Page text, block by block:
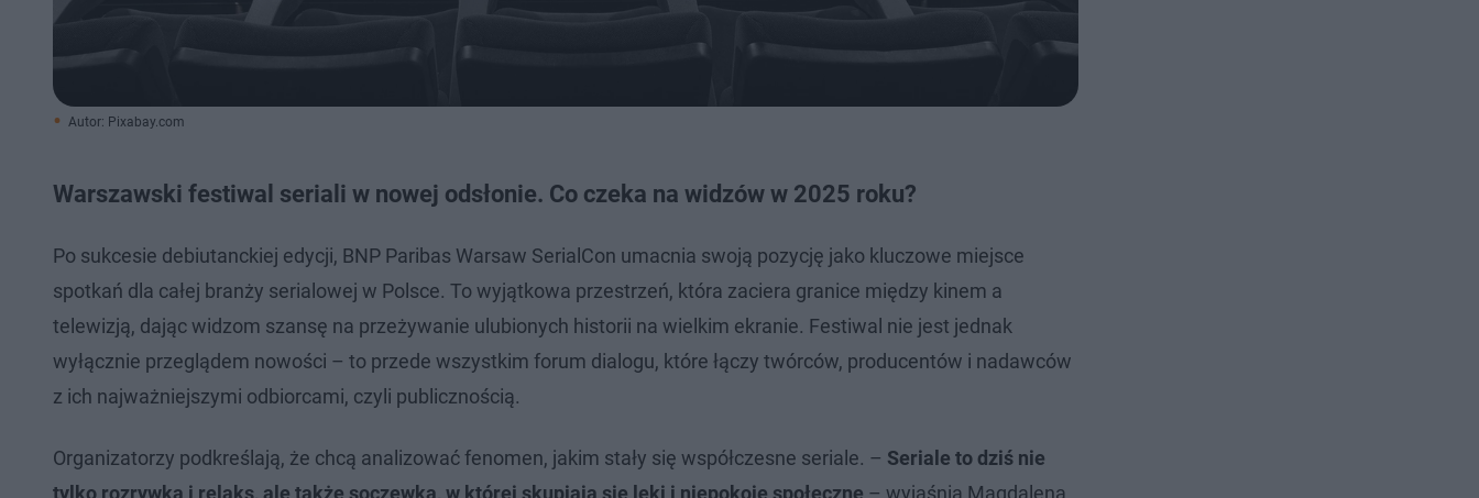
Autor: Pixabay.com
Warszawski festiwal seriali w nowej odsłonie. Co czeka na widzów w 2025 roku?
Po sukcesie debiutanckiej edycji, BNP Paribas Warsaw SerialCon umacnia swoją pozycję jako kluczowe miejsce
spotkań dla całej branży serialowej w Polsce. To wyjątkowa przestrzeń, która zaciera granice między kinem a
telewizją, dając widzom szansę na przeżywanie ulubionych historii na wielkim ekranie. Festiwal nie jest jednak
wyłącznie przeglądem nowości – to przede wszystkim forum dialogu, które łączy twórców, producentów i nadawców
z ich najważniejszymi odbiorcami, czyli publicznością.
Organizatorzy podkreślają, że chcą analizować fenomen, jakim stały się współczesne seriale. – Seriale to dziś nie
tylko rozrywka i relaks, ale także soczewka, w której skupiają się lęki i niepokoje społeczne – wyjaśnia Magdalena